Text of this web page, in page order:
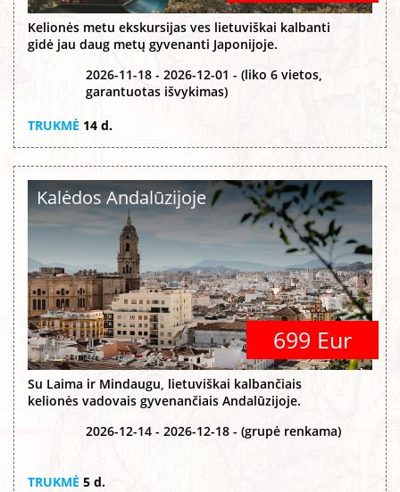
Kelionės metu ekskursijas ves lietuviškai kalbanti
gidė jau daug metų gyvenanti Japonijoje.
2026-11-18 - 2026-12-01 - (liko 6 vietos,
garantuotas išvykimas)
TRUKMĖ 14 d.
Kalėdos Andalūzijoje
699 Eur
Su Laima ir Mindaugu, lietuviškai kalbančiais
kelionės vadovais gyvenančiais Andalūzijoje.
2026-12-14 - 2026-12-18 - (grupė renkama)
TRUKMĖ 5 d.